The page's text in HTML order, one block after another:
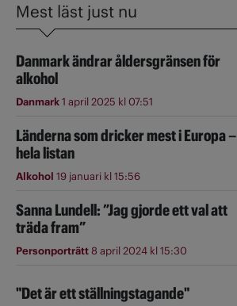
Mest läst just nu
Danmark ändrar åldersgränsen för
alkohol
Danmark1 april 2025 kl 07:51
Länderna som dricker mest i Europa –
hela listan
Alkohol 19 januari kl 15:56
Sanna Lundell: ”Jag gjorde ett val att
träda fram”
Personporträtt8 april 2024 kl 15:30
"Det är ett ställningstagande"